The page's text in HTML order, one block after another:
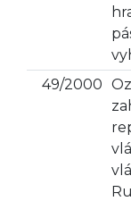
49/2000